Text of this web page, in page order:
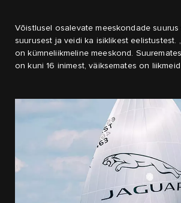
Võistlusel osalevate meeskondade
suurusest ja veidi ka isiklikest eelistustest.
on kümneliikmeline meeskond.
on kuni 16 inimest, väiksemates on